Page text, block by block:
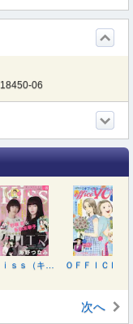
18450-06
次へ